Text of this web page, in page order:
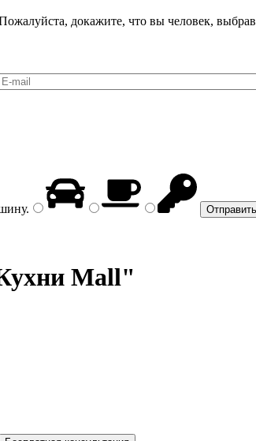
докажите, что вы человек, выбрав
.
Mall"